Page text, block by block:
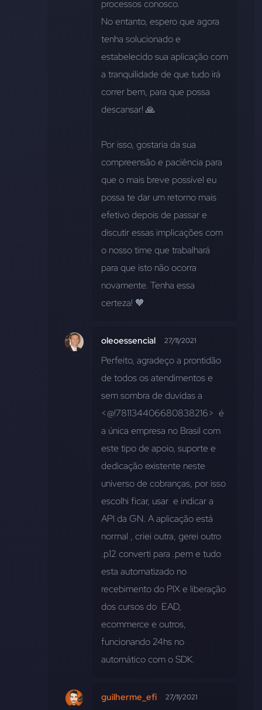
processos conosco.
No entanto, espero que agora
tenha solucionado e
estabelecido sua aplicação com
a tranquilidade de que tudo irá
correr bem, para que possa
descansar! 🙏
Por isso, gostaria da sua
compreensão e paciência para
que o mais breve possível eu
possa te dar um retorno mais
efetivo depois de passar e
discutir essas implicações com
o nosso time que trabalhará
para que isto não ocorra
novamente. Tenha essa
certeza! 🧡
oleoessencial 27/11/2021
Perfeito, agradeço a prontidão
de todos os atendimentos e
sem sombra de duvidas a
<@!781134406680838216>  é
a única empresa no Brasil com
este tipo de apoio, suporte e
dedicação existente neste
universo de cobranças, por isso
escolhi ficar, usar  e indicar a
API da GN. A aplicação está
normal , criei outra, gerei outro
.p12 converti para .pem e tudo
esta automatizado no
recebimento do PIX e liberação
dos cursos do  EAD,
ecommerce e outros,
funcionando 24hs no
automático com o SDK.
guilherme_efi 27/11/2021